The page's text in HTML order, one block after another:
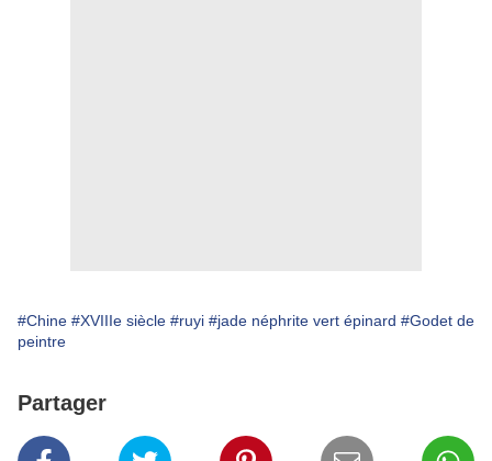
#Chine #XVIIIe siècle #ruyi #jade néphrite vert épinard #Godet de
peintre
Partager